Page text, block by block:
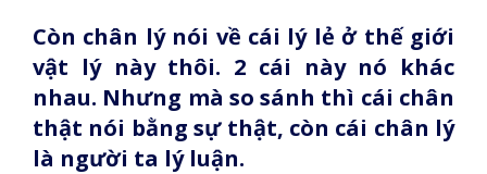
Còn chân lý nói về cái lý lẻ ở thế giới
vật lý này thôi. 2 cái này nó khác
nhau. Nhưng mà so sánh thì cái chân
thật nói bằng sự thật, còn cái chân lý
là người ta lý luận.